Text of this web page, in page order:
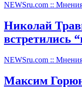
NEWSru.com ::
Николай
встретились
NEWSru.com ::
Максим